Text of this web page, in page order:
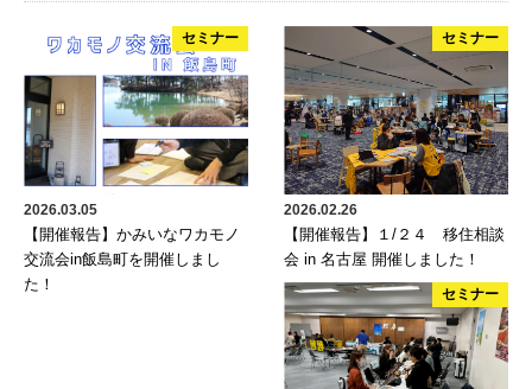
セミナー
2026.03.05
【開催報告】かみいなワカモノ
交流会in飯島町を開催しまし
た！
セミナー
2026.02.26
【開催報告】１/２４ 移住相談
会 in 名古屋 開催しました！
セミナー